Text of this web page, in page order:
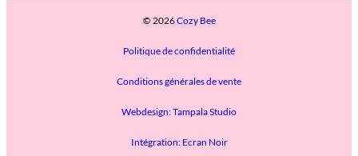
© 2026Cozy Bee
Politique de confidentialité
Conditions générales de vente
Webdesign: Tampala Studio
Intégration: Ecran Noir